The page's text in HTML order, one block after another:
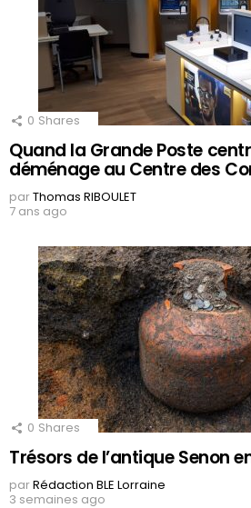
0 Shares
Quand la Grande Poste
déménage au Centre des
parThomas RIBOULET
7 ans ago
0 Shares
Trésors de l’antique Senon
parRédaction BLE Lorraine
3 semaines ago